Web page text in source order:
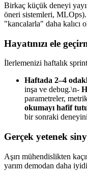
Birkaç küçük deneyi
öneri sistemleri,
"kancalarla" daha kalıcı
Hayatınızı ele
İlerlemenizi haftalık
Haftada 2–4
inşa ve debug.\n-
parametreler,
okumayı hafif
bir sonraki
Gerçek yetenek
Aşırı mühendislikten
yarım demodan daha